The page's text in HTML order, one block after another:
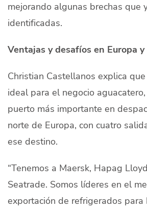
mejorando algunas brechas que
identificadas.
Ventajas y desafíos en Europa
Christian Castellanos explica
ideal para el negocio
puerto más importante en
norte de Europa, con cuatro
ese destino.
“Tenemos a Maersk, Hapag
Seatrade. Somos líderes en el
exportación de refrigerados para